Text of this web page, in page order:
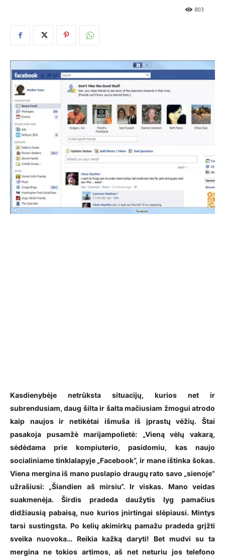
803
Kasdienybėje netrūksta situacijų, kurios net ir
subrendusiam, daug šilta ir šalta mačiusiam žmogui atrodo
kaip naujos ir netikėtai išmuša iš įprastų vėžių. Štai
pasakoja pusamžė marijampolietė: „Vieną vėlų vakarą,
sėdėdama prie kompiuterio, pasidomiu, kas naujo
socialiniame tinklalapyje „Facebook“, ir mane ištinka šokas.
Viena mergina iš mano puslapio draugų rato savo „sienoje“
užrašiusi: „Šiandien aš mirsiu“. Ir viskas. Mano veidas
suakmenėja. Širdis pradeda daužytis lyg pamačius
didžiausią pabaisą, nuo kurios įnirtingai slėpiausi. Mintys
tarsi sustingsta. Po kelių akimirkų pamažu pradeda grįžti
sveika nuovoka… Reikia kažką daryti! Bet mudvi su ta
mergina ne tokios artimos, aš net neturiu jos telefono